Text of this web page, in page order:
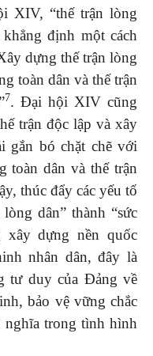
XIV, “thế trận lòng
định một cách
dựng thế trận lòng
toàn dân và thế trận
7. Đại hội XIV cũng
trận độc lập và xây
gắn bó chặt chẽ với
toàn dân và thế trận
thúc đẩy các yếu tố
dân” thành “sức
xây dựng nền quốc
nhân dân, đây là
tư duy của Đảng về
bảo vệ vững chắc
trong tình hình